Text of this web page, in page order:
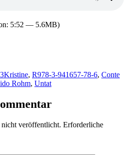
5:52 — 5.6MB)
Kristine, R978-3-941657-78-6, Conte
Rohm, Untat
veröffentlicht. Erforderliche